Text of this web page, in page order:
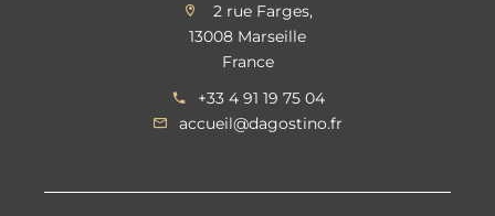
2 rue Farges,
13008 Marseille
France
+33 4 91 19 75 04
accueil@dagostino.fr